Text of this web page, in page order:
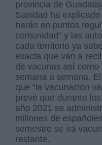
provincia de
Sanidad ha
harán en puntos
comunidad” y las
cada territorio ya
exacta que van a
de vacunas así
semana a semana.
que “la vacunación
prevé que durante
año 2021 se
millones de
semestre se irá
restante.